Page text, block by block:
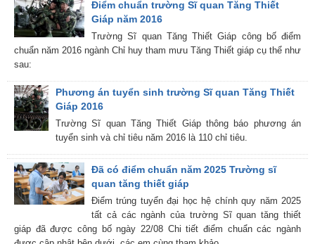
Điểm chuẩn trường Sĩ quan Tăng Thiết
Giáp năm 2016
Trường Sĩ quan Tăng Thiết Giáp công bố điểm
chuẩn năm 2016 ngành Chỉ huy tham mưu Tăng Thiết giáp cụ thể như
sau:
Phương án tuyển sinh trường Sĩ quan Tăng Thiết
Giáp 2016
Trường Sĩ quan Tăng Thiết Giáp thông báo phương án
tuyển sinh và chỉ tiêu năm 2016 là 110 chỉ tiêu.
Đã có điểm chuẩn năm 2025 Trường sĩ
quan tăng thiết giáp
Điểm trúng tuyển đại học hệ chính quy năm 2025
tất cả các ngành của trường Sĩ quan tăng thiết
giáp đã được công bố ngày 22/08 Chi tiết điểm chuẩn các ngành